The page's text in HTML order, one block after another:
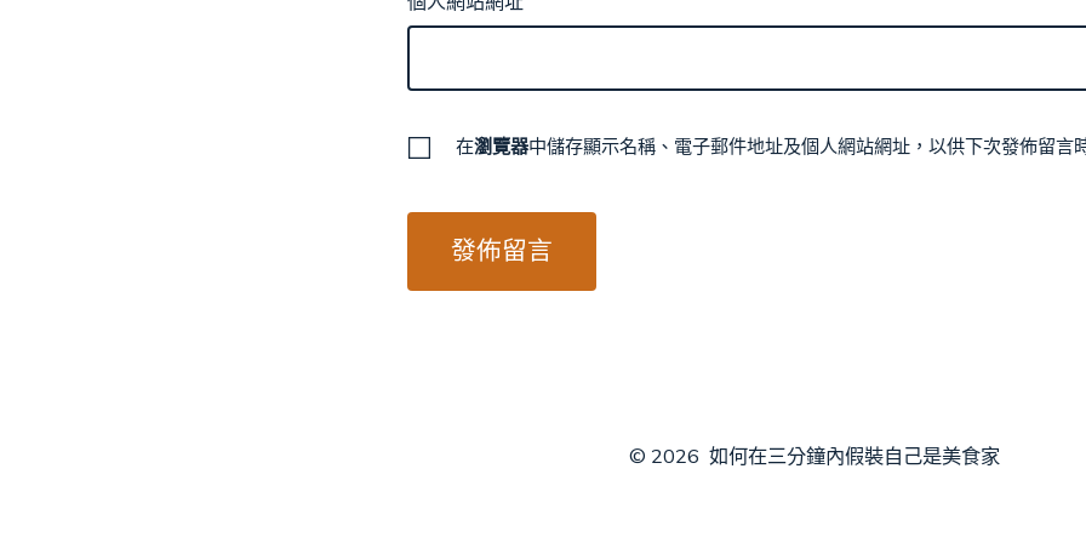
在瀏覽器中儲存顯示名稱、電子郵件地址及個人網站網址，以供下次發佈留言
© 2026 如何在三分鐘內假裝自己是美食家